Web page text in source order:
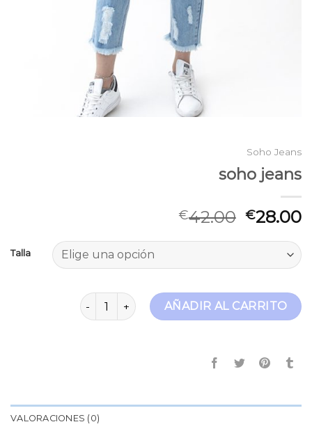
Soho Jeans
soho jeans
€42.00 €28.00
Talla
soho jeans cantidadAÑADIR AL CARRITO
VALORACIONES (0)